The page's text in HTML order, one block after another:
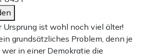
Ursprung ist wohl noch viel älter!
grundsätzliches Problem, denn je
in einer Demokratie die